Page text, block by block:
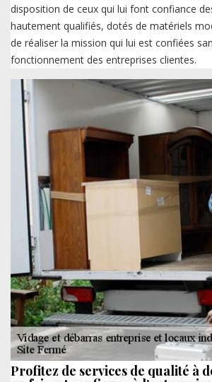
disposition de ceux qui lui font confiance
hautement qualifiés, dotés de matériels
de réaliser la mission qui lui est confiées
fonctionnement des entreprises clientes.
Profitez de services de qualité à